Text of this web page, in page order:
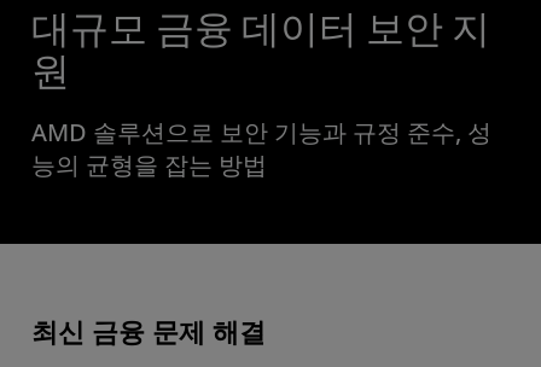
대규모 금융 데이터 보안 지
원
AMD 솔루션으로 보안 기능과 규정 준수, 성
능의 균형을 잡는 방법
최신 금융 문제 해결